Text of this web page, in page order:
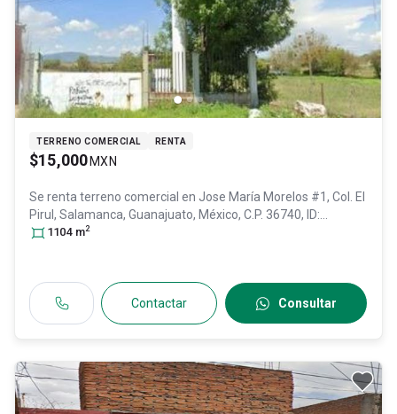
TERRENO COMERCIAL RENTA
$15,000 MXN
Se renta terreno comercial en Jose María Morelos #1, Col. El
Pirul, Salamanca, Guanajuato, México, C.P. 36740, ID:
30834661
1104 m2
Contactar Consultar